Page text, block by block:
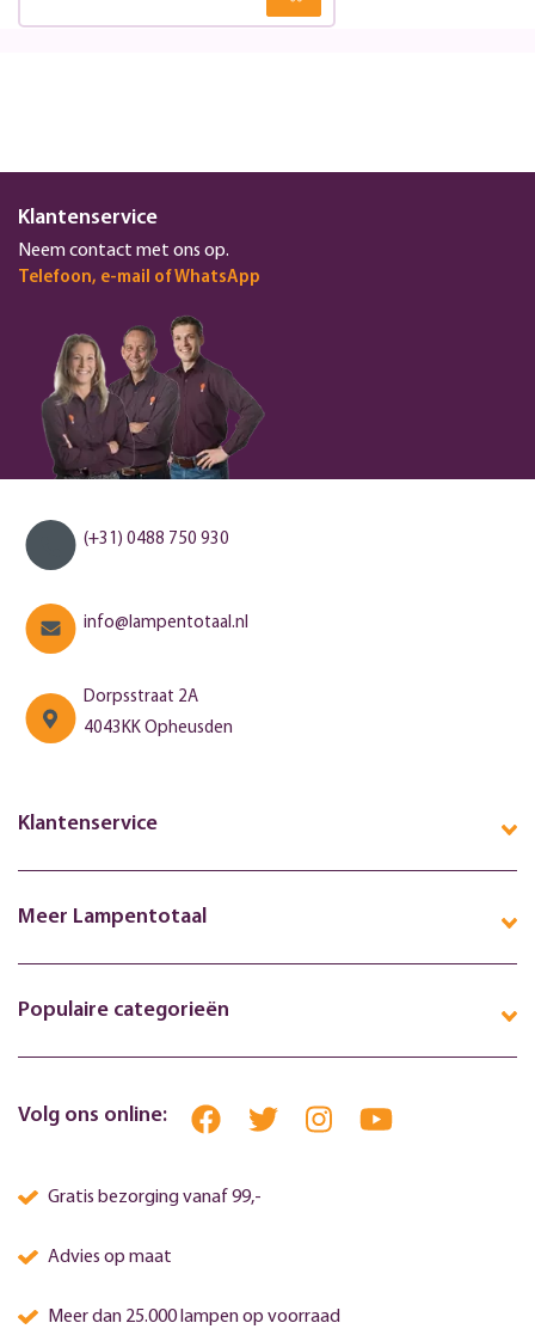
Klantenservice
Neem contact met ons op.
Telefoon, e-mail of WhatsApp
(+31) 0488 750 930
info@lampentotaal.nl
Dorpsstraat 2A
4043KK Opheusden
Klantenservice
Meer Lampentotaal
Populaire categorieën
Volg ons online:
Gratis bezorging vanaf 99,-
Advies op maat
Meer dan 25.000 lampen op voorraad